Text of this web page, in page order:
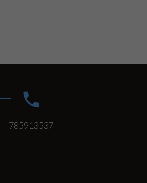
785913537